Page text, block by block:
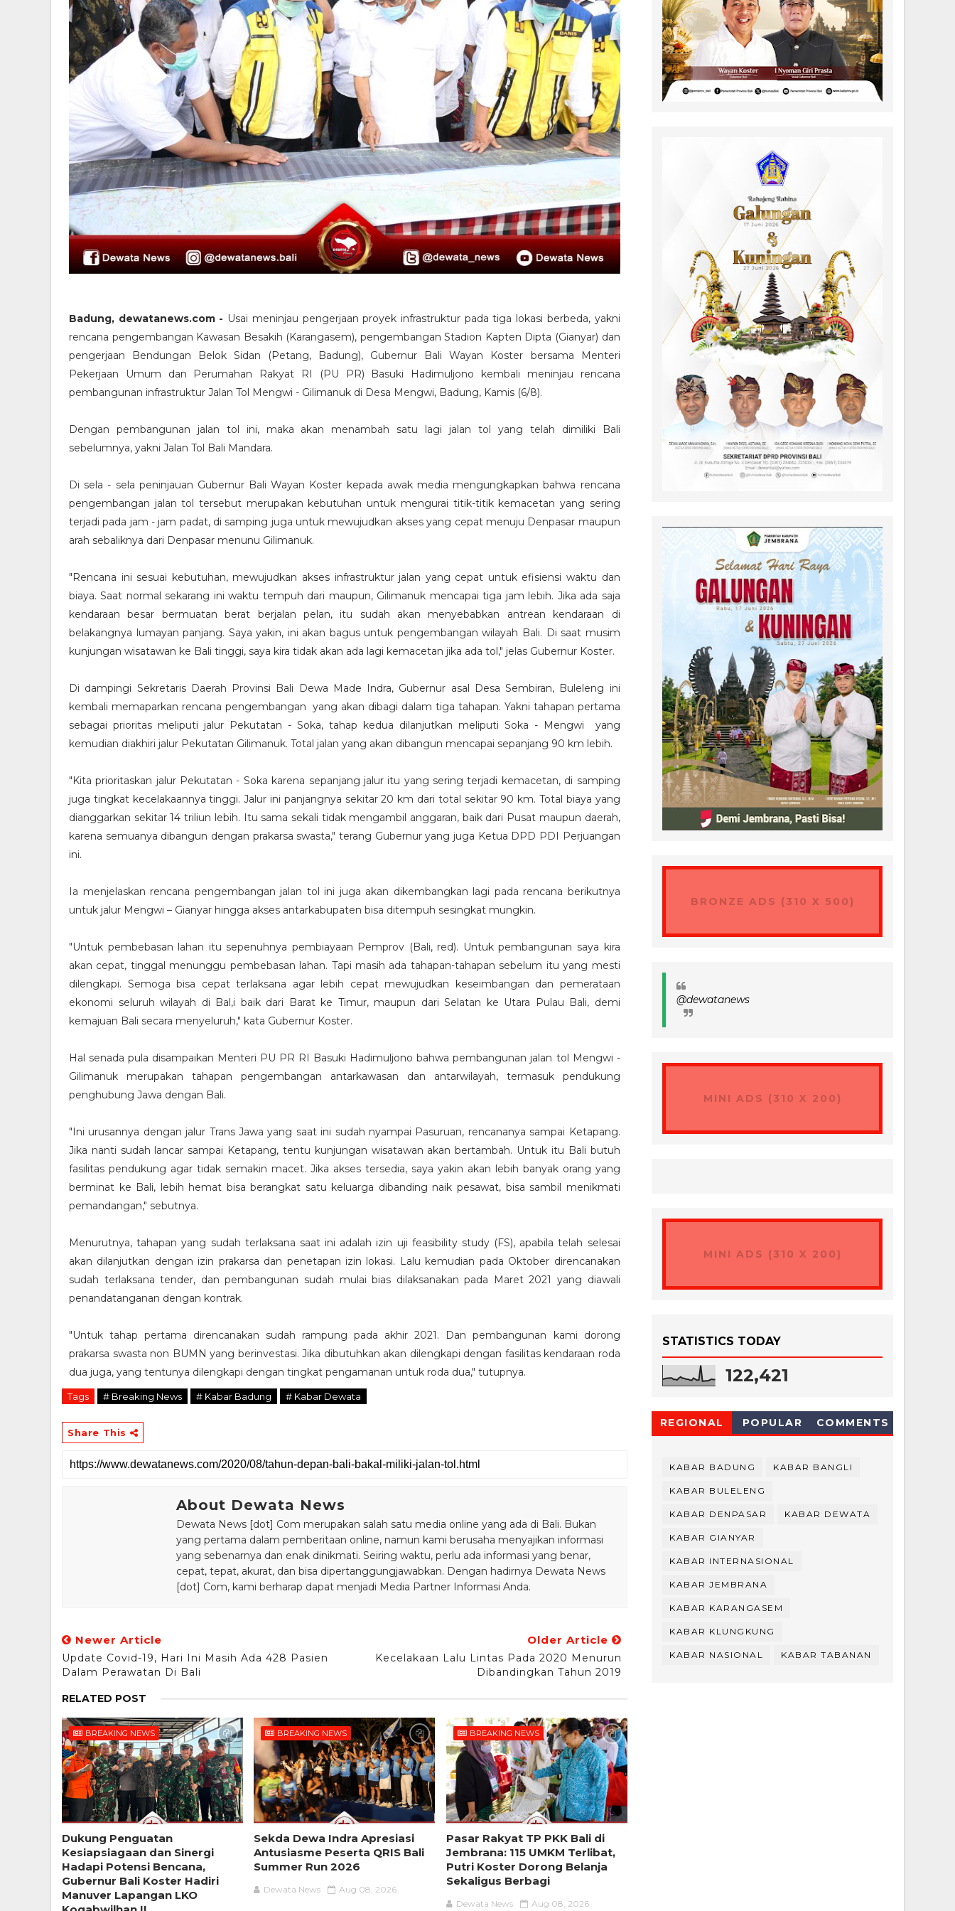
Badung, dewatanews.com - Usai meninjau pengerjaan proyek infrastruktur pada tiga lokasi berbeda, yakni
rencana pengembangan Kawasan Besakih (Karangasem), pengembangan Stadion Kapten Dipta (Gianyar) dan
pengerjaan Bendungan Belok Sidan (Petang, Badung), Gubernur Bali Wayan Koster bersama Menteri
Pekerjaan Umum dan Perumahan Rakyat RI (PU PR) Basuki Hadimuljono kembali meninjau rencana
pembangunan infrastruktur Jalan Tol Mengwi - Gilimanuk di Desa Mengwi, Badung, Kamis (6/8).
Dengan pembangunan jalan tol ini, maka akan menambah satu lagi jalan tol yang telah dimiliki Bali
sebelumnya, yakni Jalan Tol Bali Mandara.
Di sela - sela peninjauan Gubernur Bali Wayan Koster kepada awak media mengungkapkan bahwa rencana
pengembangan jalan tol tersebut merupakan kebutuhan untuk mengurai titik-titik kemacetan yang sering
terjadi pada jam - jam padat, di samping juga untuk mewujudkan akses yang cepat menuju Denpasar maupun
arah sebaliknya dari Denpasar menunu Gilimanuk.
"Rencana ini sesuai kebutuhan, mewujudkan akses infrastruktur jalan yang cepat untuk efisiensi waktu dan
biaya. Saat normal sekarang ini waktu tempuh dari maupun, Gilimanuk mencapai tiga jam lebih. Jika ada saja
kendaraan besar bermuatan berat berjalan pelan, itu sudah akan menyebabkan antrean kendaraan di
belakangnya lumayan panjang. Saya yakin, ini akan bagus untuk pengembangan wilayah Bali. Di saat musim
kunjungan wisatawan ke Bali tinggi, saya kira tidak akan ada lagi kemacetan jika ada tol," jelas Gubernur Koster.
Di dampingi Sekretaris Daerah Provinsi Bali Dewa Made Indra, Gubernur asal Desa Sembiran, Buleleng ini
kembali memaparkan rencana pengembangan yang akan dibagi dalam tiga tahapan. Yakni tahapan pertama
sebagai prioritas meliputi jalur Pekutatan - Soka, tahap kedua dilanjutkan meliputi Soka - Mengwi yang
kemudian diakhiri jalur Pekutatan Gilimanuk. Total jalan yang akan dibangun mencapai sepanjang 90 km lebih.
"Kita prioritaskan jalur Pekutatan - Soka karena sepanjang jalur itu yang sering terjadi kemacetan, di samping
juga tingkat kecelakaannya tinggi. Jalur ini panjangnya sekitar 20 km dari total sekitar 90 km. Total biaya yang
dianggarkan sekitar 14 triliun lebih. Itu sama sekali tidak mengambil anggaran, baik dari Pusat maupun daerah,
karena semuanya dibangun dengan prakarsa swasta," terang Gubernur yang juga Ketua DPD PDI Perjuangan
ini.
Ia menjelaskan rencana pengembangan jalan tol ini juga akan dikembangkan lagi pada rencana berikutnya
untuk jalur Mengwi – Gianyar hingga akses antarkabupaten bisa ditempuh sesingkat mungkin.
"Untuk pembebasan lahan itu sepenuhnya pembiayaan Pemprov (Bali, red). Untuk pembangunan saya kira
akan cepat, tinggal menunggu pembebasan lahan. Tapi masih ada tahapan-tahapan sebelum itu yang mesti
dilengkapi. Semoga bisa cepat terlaksana agar lebih cepat mewujudkan keseimbangan dan pemerataan
ekonomi seluruh wilayah di Bal,i baik dari Barat ke Timur, maupun dari Selatan ke Utara Pulau Bali, demi
kemajuan Bali secara menyeluruh," kata Gubernur Koster.
Hal senada pula disampaikan Menteri PU PR RI Basuki Hadimuljono bahwa pembangunan jalan tol Mengwi -
Gilimanuk merupakan tahapan pengembangan antarkawasan dan antarwilayah, termasuk pendukung
penghubung Jawa dengan Bali.
"Ini urusannya dengan jalur Trans Jawa yang saat ini sudah nyampai Pasuruan, rencananya sampai Ketapang.
Jika nanti sudah lancar sampai Ketapang, tentu kunjungan wisatawan akan bertambah. Untuk itu Bali butuh
fasilitas pendukung agar tidak semakin macet. Jika akses tersedia, saya yakin akan lebih banyak orang yang
berminat ke Bali, lebih hemat bisa berangkat satu keluarga dibanding naik pesawat, bisa sambil menikmati
pemandangan," sebutnya.
Menurutnya, tahapan yang sudah terlaksana saat ini adalah izin uji feasibility study (FS), apabila telah selesai
akan dilanjutkan dengan izin prakarsa dan penetapan izin lokasi. Lalu kemudian pada Oktober direncanakan
sudah terlaksana tender, dan pembangunan sudah mulai bias dilaksanakan pada Maret 2021 yang diawali
penandatanganan dengan kontrak.
"Untuk tahap pertama direncanakan sudah rampung pada akhir 2021. Dan pembangunan kami dorong
prakarsa swasta non BUMN yang berinvestasi. Jika dibutuhkan akan dilengkapi dengan fasilitas kendaraan roda
dua juga, yang tentunya dilengkapi dengan tingkat pengamanan untuk roda dua," tutupnya.
Tags # Breaking News # Kabar Badung # Kabar Dewata
Share This
About Dewata News
Dewata News [dot] Com merupakan salah satu media online yang ada di Bali. Bukan
yang pertama dalam pemberitaan online, namun kami berusaha menyajikan informasi
yang sebenarnya dan enak dinikmati. Seiring waktu, perlu ada informasi yang benar,
cepat, tepat, akurat, dan bisa dipertanggungjawabkan. Dengan hadirnya Dewata News
[dot] Com, kami berharap dapat menjadi Media Partner Informasi Anda.
Newer Article
Update Covid-19, Hari Ini Masih Ada 428 Pasien
Dalam Perawatan Di Bali
Older Article
Kecelakaan Lalu Lintas Pada 2020 Menurun
Dibandingkan Tahun 2019
RELATED POST
BREAKING NEWS
Dukung Penguatan
Kesiapsiagaan dan Sinergi
Hadapi Potensi Bencana,
Gubernur Bali Koster Hadiri
Manuver Lapangan LKO
BREAKING NEWS
Sekda Dewa Indra Apresiasi
Antusiasme Peserta QRIS Bali
Summer Run 2026
Dewata News Aug 08, 2026
BREAKING NEWS
Pasar Rakyat TP PKK Bali di
Jembrana: 115 UMKM Terlibat,
Putri Koster Dorong Belanja
Sekaligus Berbagi
Dewata News Aug 08, 2026
BRONZE ADS (310 X 500)
@dewatanews
MINI ADS (310 X 200)
MINI ADS (310 X 200)
STATISTICS TODAY
122,421
REGIONAL POPULAR COMMENTS
KABAR BADUNG KABAR BANGLI
KABAR BULELENG
KABAR DENPASAR KABAR DEWATA
KABAR GIANYAR
KABAR INTERNASIONAL
KABAR JEMBRANA
KABAR KARANGASEM
KABAR KLUNGKUNG
KABAR NASIONAL KABAR TABANAN